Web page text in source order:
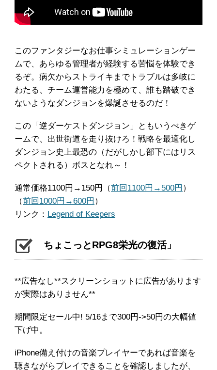
このファンタジーなお仕事シミュレーションゲー
ムで、あらゆる管理者が経験する苦悩を体験でき
るぞ。病欠からストライキまでトラブルは多岐に
わたる、チーム運営能力を極めて、誰も踏破でき
ないようなダンジョンを爆誕させるのだ！
この「逆ダーケストダンジョン」ともいうべきゲ
ームで、出世街道を走り抜けろ！戦略を最適化し
ダンジョン史上最恐の（だがしかし部下にはリス
ペクトされる）ボスとなれ～！
通常価格1100円→150円（前回1100円→500円 ）
（前回1000円→600円 ）
リンク： Legend of Keepers
‎ちょこっとRPG8栄光の復活」
**広告なし**スクリーンショットに広告があります
が実際はありません**
期間限定セール中! 5/16まで300円->50円の大幅値
下げ中。
iPhone備え付けの音楽プレイヤーであれば音楽を
聴きながらプレイできることを確認しましたが、